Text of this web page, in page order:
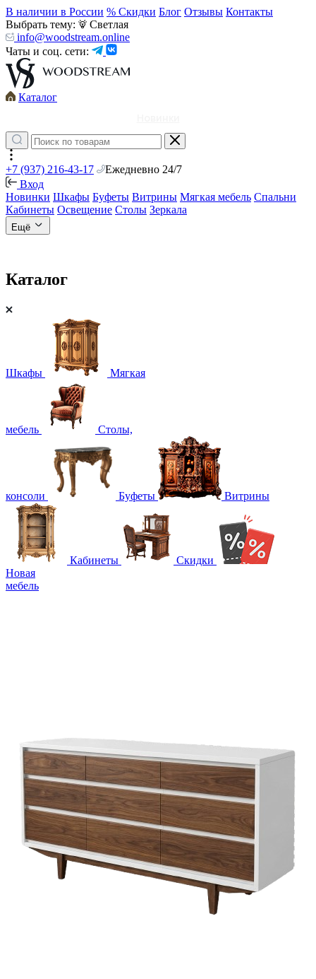
В наличии в России % Скидки Блог Отзывы Контакты
Выбрать тему:
Светлая
info@woodstream.online
Чаты и соц. сети:
Каталог
+7 (937) 216-43-17
Ежедневно 24/7
Вход
Новинки Шкафы Буфеты Витрины Мягкая мебель Спальни
Кабинеты Освещение Столы Зеркала
Ещё
Каталог
Шкафы Мягкая
мебель Столы,
консоли Буфеты Витрины
Кабинеты
Скидки
Новая
мебель